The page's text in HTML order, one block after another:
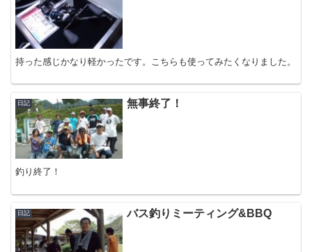
持った感じかなり軽かったです。こちらも使ってみたくなりました。
日記 無事終了！
釣り終了！
日記 バス釣りミーティング&BBQ